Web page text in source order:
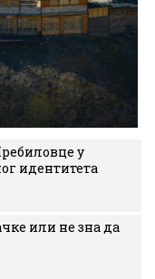
у
идентитета
или не зна да